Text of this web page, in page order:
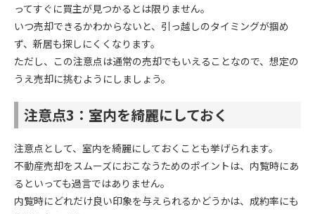
ってすぐに買主が見つかるとは限りません。
いつ売却できるかわからないと、引っ越しのタイミングが掴め
ず、新居も探しにくくなります。
ただし、この注意点は通常の売却でもいえることなので、想定の
うえ売却に挑むようにしましょう。
注意点3：室内を綺麗にしておく
注意点として、室内を綺麗にしておくことも挙げられます。
不動産売却をスムーズにおこなうためのポイントは、内覧時にあ
るといっても過言ではありません。
内覧時にどれだけ良い印象を与えられるかどうかは、成約率にも